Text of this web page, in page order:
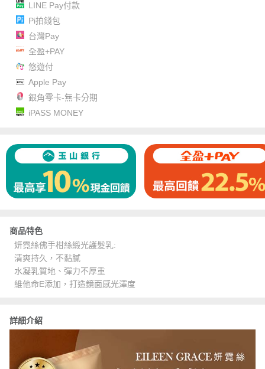
LINE Pay付款
Pi拍錢包
台灣Pay
全盈+PAY
悠遊付
Apple Pay
銀角零卡-無卡分期
iPASS MONEY
商品特色
妍霓絲佛手柑絲緞光護髮乳:
清爽持久，不黏膩
水凝乳質地、彈力不厚重
維他命E添加，打造鏡面感光澤度
詳細介紹